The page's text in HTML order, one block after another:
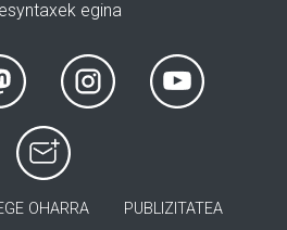
egina
OHARRA PUBLIZITATEA